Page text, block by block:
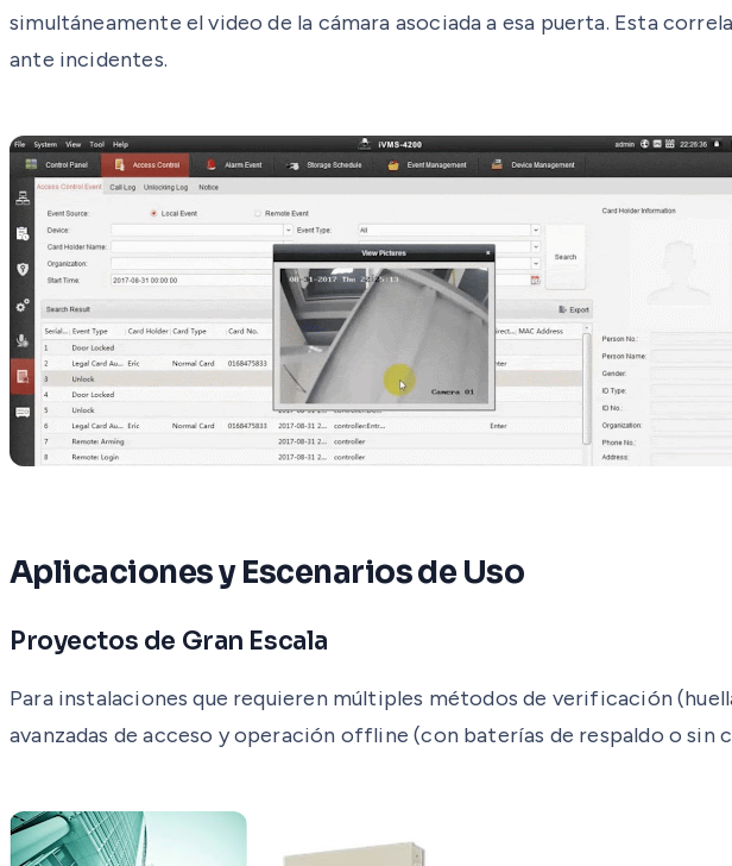
simultáneamente el video de la cámara asociada a esa puerta. Esta
ante incidentes.
Aplicaciones y Escenarios de Uso
Proyectos de Gran Escala
Para instalaciones que requieren múltiples métodos de verificación
avanzadas de acceso y operación offline (con baterías de respaldo o sin